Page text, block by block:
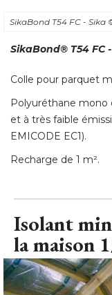
SikaBond T54 FC - Sika
SikaBond® T54 FC
Colle pour parquet
Polyuréthane mono
et à très faible
EMICODE EC1).
Recharge de 1 m².
Isolant
la maison